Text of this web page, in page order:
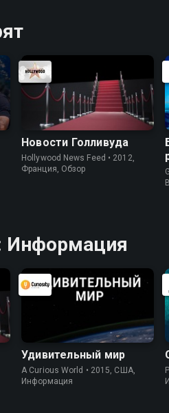
Новости Голливуда
Hollywood News Feed • 2012,
Франция, Обзор
Информация
Удивительный мир
A Curious World • 2015, США,
Информация